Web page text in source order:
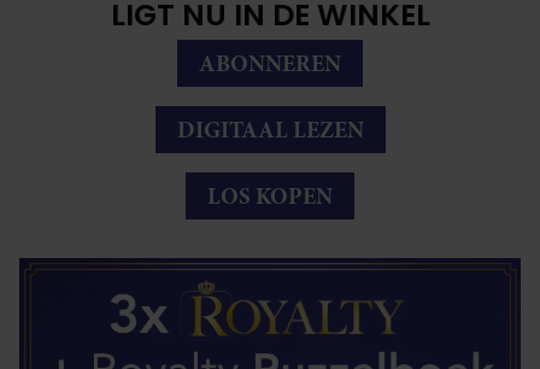
LIGT NU IN DE WINKEL
ABONNEREN
DIGITAAL LEZEN
LOS KOPEN